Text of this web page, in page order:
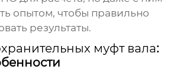
опытом, чтобы правильно
результаты.
муфт вала: